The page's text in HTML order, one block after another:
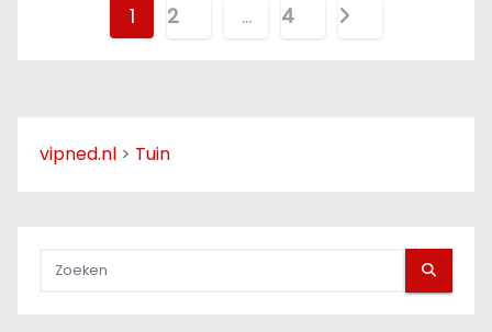
i
1 2 … 4
vipned.nl > Tuin